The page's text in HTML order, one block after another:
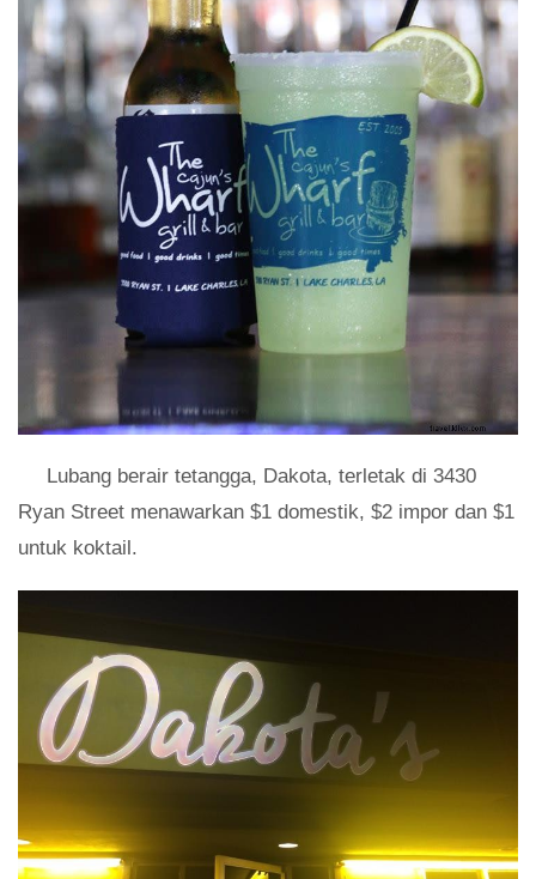
Lubang berair tetangga, Dakota, terletak di 3430
Ryan Street menawarkan $1 domestik, $2 impor dan $1
untuk koktail.